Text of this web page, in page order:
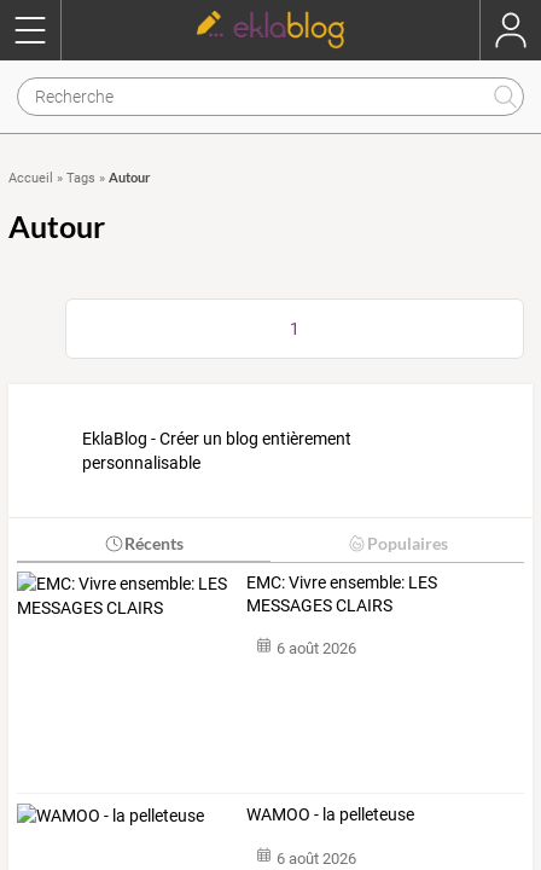
Accueil » Tags » Autour
Autour
1
EklaBlog - Créer un blog entièrement
personnalisable
Récents Populaires
EMC: Vivre ensemble: LES
MESSAGES CLAIRS
6 août 2026
WAMOO - la pelleteuse
6 août 2026